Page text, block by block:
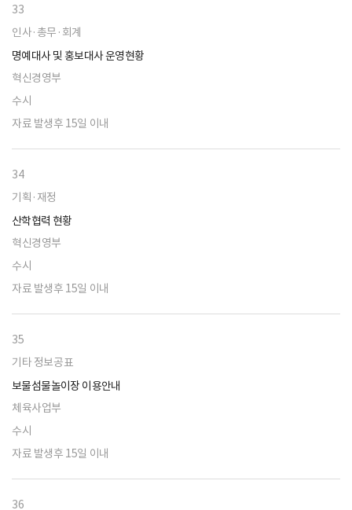
33
인사·총무·회계
명예대사 및 홍보대사 운영현황
혁신경영부
수시
자료 발생후 15일 이내
34
기획·재정
산학협력 현황
혁신경영부
수시
자료 발생후 15일 이내
35
기타 정보공표
보물섬물놀이장 이용안내
체육사업부
수시
자료 발생후 15일 이내
36